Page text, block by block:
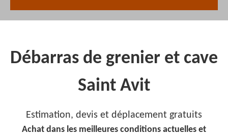
Débarras de grenier et cave
Saint Avit
Estimation, devis et déplacement gratuits
Achat dans les meilleures conditions actuelles et